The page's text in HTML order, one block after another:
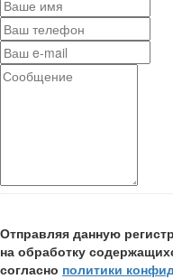
Отправляя данную
на обработку
согласно политики